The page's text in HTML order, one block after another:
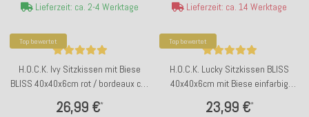
Lieferzeit: ca. 2-4 Werktage
Lieferzeit: ca. 14 Werktage
Top bewertet
H.O.C.K. Ivy Sitzkissen mit Biese
BLISS 40x40x6cm rot / bordeaux col.
26,99 €*
Top bewertet
H.O.C.K. Lucky Sitzkissen BLISS
40x40x6cm mit Biese einfarbig
23,99 €*